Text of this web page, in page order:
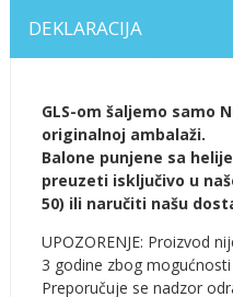
DEKLARACIJA
GLS-om šaljemo samo
originalnoj ambalaži.
Balone punjene sa
preuzeti isključivo u
50) ili naručiti našu
UPOZORENJE: Proizvod
3 godine zbog
Preporučuje se nadzor